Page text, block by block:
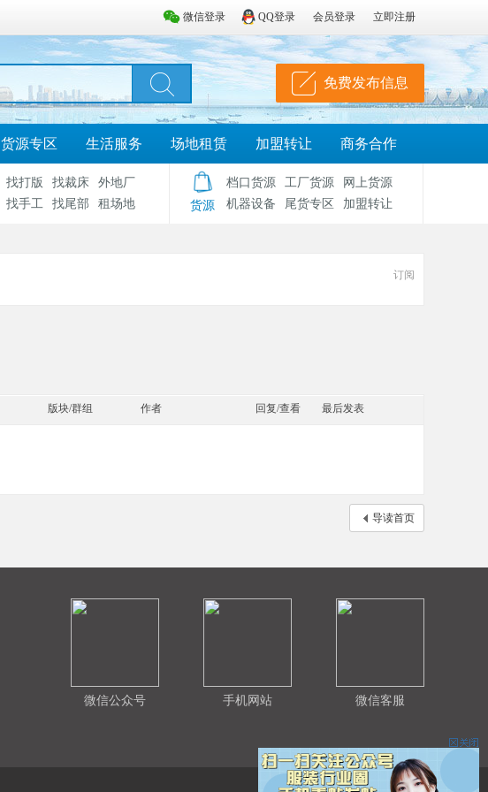
微信登录 QQ登录 会员登录 立即注册
免费发布信息
货源专区 生活服务 场地租赁 加盟转让 商务合作
找打版 找裁床
外地厂
找手工
找尾部 租场地 货源
档口货源 工厂货源
网上货源
机器设备
尾货专区 加盟转让
订阅
版块/群组 作者 回复/查看 最后发表
导读首页
微信客服
手机网站
微信公众号